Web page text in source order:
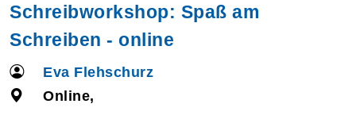
Schreibworkshop: Spaß am
Schreiben - online
Eva Flehschurz
Online,